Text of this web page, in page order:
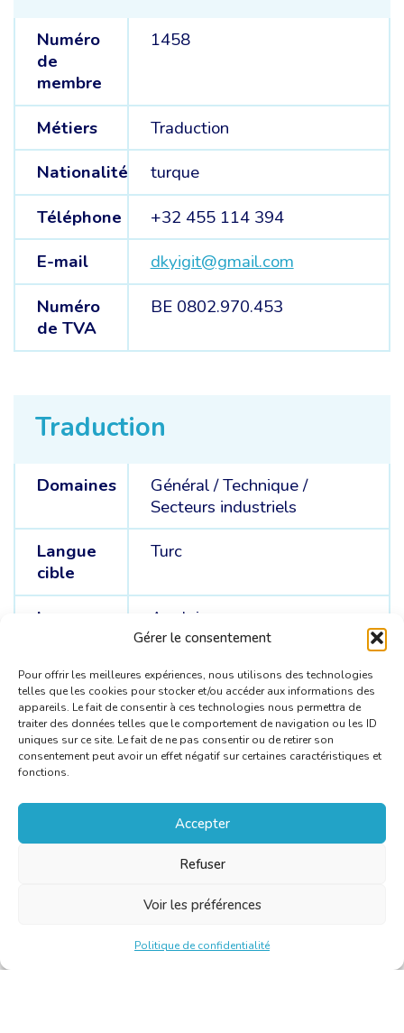
Gérer le consentement
Pour offrir les meilleures expériences, nous utilisons des technologies
telles que les cookies pour stocker et/ou accéder aux informations des
appareils. Le fait de consentir à ces technologies nous permettra de
traiter des données telles que le comportement de navigation ou les ID
uniques sur ce site. Le fait de ne pas consentir ou de retirer son
consentement peut avoir un effet négatif sur certaines caractéristiques et
fonctions.
Accepter
Refuser
Voir les préférences
Politique de confidentialité
Numéro
de
membre
1458
Métiers
Traduction
Nationalité
turque
Téléphone
+32 455 114 394
E-mail
dkyigit@gmail.com
Numéro
de TVA
BE 0802.970.453
Traduction
Domaines Général /Technique /
Secteurs industriels
Langue
cible
Turc
Langue
Anglais